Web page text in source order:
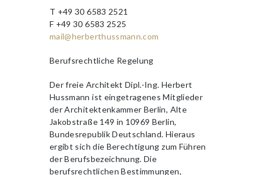
T +49 30 6583 2521
F +49 30 6583 2525
mail@herberthussmann.com
Berufsrechtliche Regelung
Der freie Architekt Dipl.-Ing. Herbert
Hussmann ist eingetragenes Mitglieder
der Architektenkammer Berlin, Alte
Jakobstraße 149 in 10969 Berlin,
Bundesrepublik Deutschland. Hieraus
ergibt sich die Berechtigung zum Führen
der Berufsbezeichnung. Die
berufsrechtlichen Bestimmungen,